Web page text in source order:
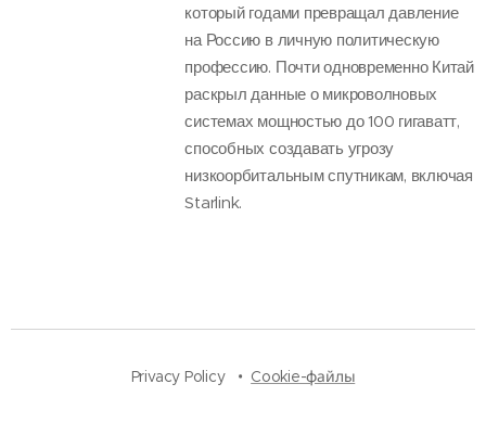
который годами превращал давление
на Россию в личную политическую
профессию. Почти одновременно Китай
раскрыл данные о микроволновых
системах мощностью до 100 гигаватт,
способных создавать угрозу
низкоорбитальным спутникам, включая
Starlink.
Privacy Policy Cookie-файлы